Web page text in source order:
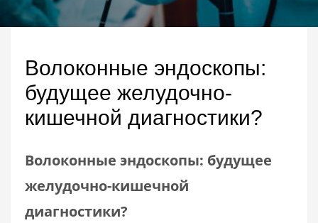
Волоконные эндоскопы:
будущее желудочно-
кишечной диагностики?
Волоконные эндоскопы: будущее
желудочно-кишечной
диагностики?